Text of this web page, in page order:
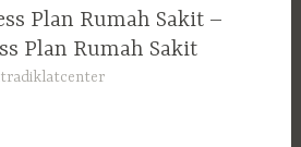
Plan Rumah Sakit –
Plan Rumah Sakit